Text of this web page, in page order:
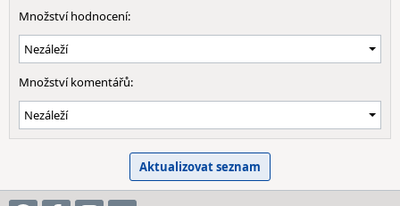
Množství hodnocení:
Množství komentářů: